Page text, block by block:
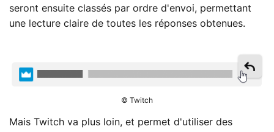
seront ensuite classés par ordre d'envoi, permettant
une lecture claire de toutes les réponses obtenues.
© Twitch
Mais Twitch va plus loin, et permet d'utiliser des